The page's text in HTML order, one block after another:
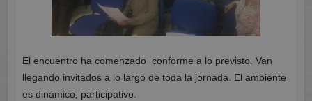
El encuentro ha comenzado conforme a lo previsto. Van
llegando invitados a lo largo de toda la jornada. El ambiente
es dinámico, participativo.